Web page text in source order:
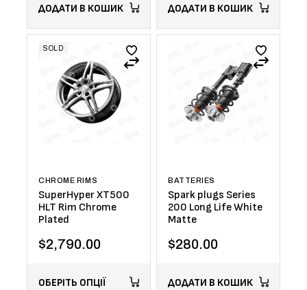
ДОДАТИ В КОШИК ДОДАТИ В КОШИК
SOLD
CHROME RIMS
SuperHyper XT500
HLT Rim Chrome
Plated
$2,790.00
ОБЕРІТЬ ОПЦІЇ
BATTERIES
Spark plugs Series
200 Long Life White
Matte
$280.00
ДОДАТИ В КОШИК